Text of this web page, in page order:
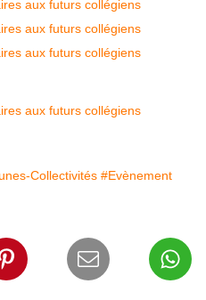
Collectivités #Evènement